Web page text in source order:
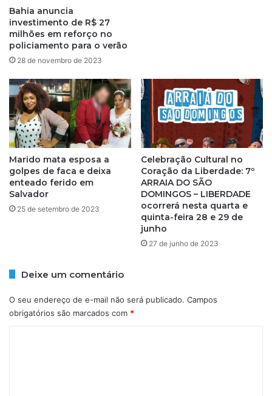
m
l
i
a
r
s
p
a
r
a
a
j
u
í
i
m
i
s
m
i
n
m
i
a
i
n
s
a
t
i
s
e
a
l
Bahia anuncia
investimento de R$ 27
milhões em reforço no
policiamento para o verão
28 de novembro de 2023
Marido mata esposa a
golpes de faca e deixa
enteado ferido em
Salvador
25 de setembro de 2023
Celebração Cultural no
Coração da Liberdade: 7º
ARRAIA DO SÃO
DOMINGOS – LIBERDADE
ocorrerá nesta quarta e
quinta-feira 28 e 29 de
junho
27 de junho de 2023
Deixe um comentário
O seu endereço de e-mail não será publicado. Campos
obrigatórios são marcados com *